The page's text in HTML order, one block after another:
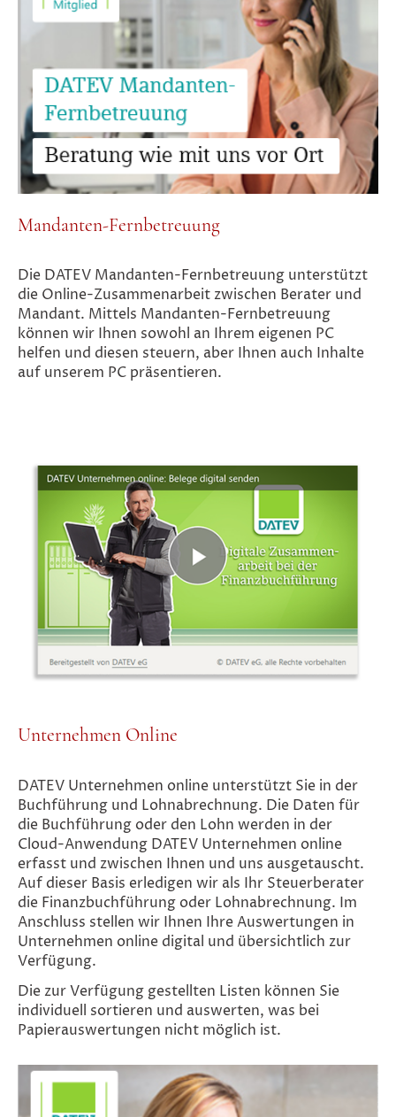
Mandanten-Fernbetreuung
Die DATEV Mandanten-Fernbetreuung unterstützt
die Online-Zusammenarbeit zwischen Berater und
Mandant. Mittels Mandanten-Fernbetreuung
können wir Ihnen sowohl an Ihrem eigenen PC
helfen und diesen steuern, aber Ihnen auch Inhalte
auf unserem PC präsentieren.
Unternehmen Online
DATEV Unternehmen online unterstützt Sie in der
Buchführung und Lohnabrechnung. Die Daten für
die Buchführung oder den Lohn werden in der
Cloud-Anwendung DATEV Unternehmen online
erfasst und zwischen Ihnen und uns ausgetauscht.
Auf dieser Basis erledigen wir als Ihr Steuerberater
die Finanzbuchführung oder Lohnabrechnung. Im
Anschluss stellen wir Ihnen Ihre Auswertungen in
Unternehmen online digital und übersichtlich zur
Verfügung.
Die zur Verfügung gestellten Listen können Sie
individuell sortieren und auswerten, was bei
Papierauswertungen nicht möglich ist.